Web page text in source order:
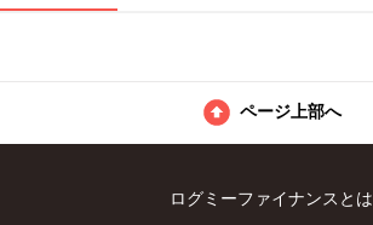
ページ上部へ
ログミーファイナンスとは